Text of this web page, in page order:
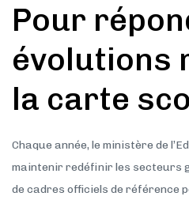
Pour
évolutions
la carte
Chaque année, le ministère de
maintenir redéfinir les secteurs
de cadres officiels de référence